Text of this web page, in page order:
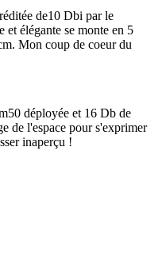
de10 Dbi par le
élégante se monte en 5
Mon coup de coeur du
déployée et 16 Db de
de l'espace pour s'exprimer
inaperçu !